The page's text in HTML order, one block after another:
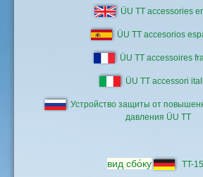
ÜU TT accessories
ÜU TT accesorios
ÜU TT accessoires
ÜU TT accessori
Устройство защиты от
давления ÜU TT
вид сбо́ку TT-